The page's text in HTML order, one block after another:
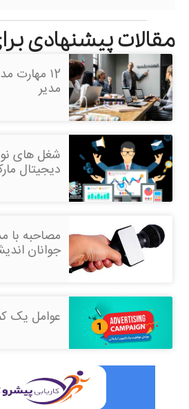
مقالات پیشنهادی
۱2 مهارت
مدیر
شغل های
دیجیتال
مصاحبه با
جوانان
عوامل یک